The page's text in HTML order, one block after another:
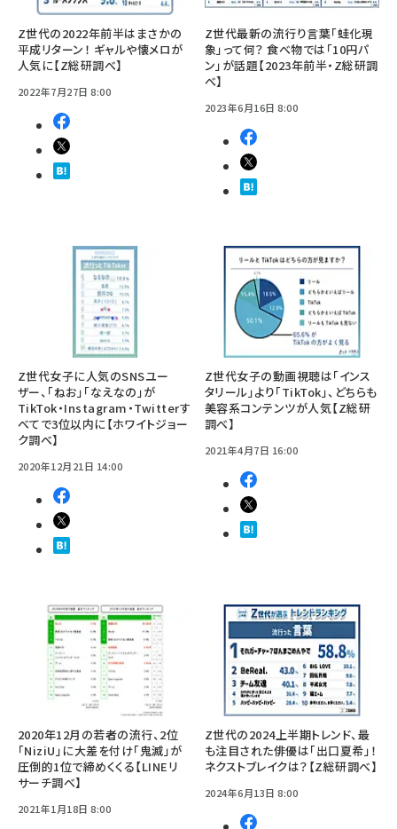
Z世代の2022年前半はまさかの
平成リターン！ ギャルや懐メロが
人気に【Z総研調べ】
2022年7月27日 8:00
Z世代最新の流行り言葉「蛙化現
象」って何？ 食べ物では「10円パ
ン」が話題【2023年前半・Z総研調
べ】
2023年6月16日 8:00
Z世代女子に人気のSNSユー
ザー、「ねお」「なえなの」が
TikTok・Instagram・Twitterす
べてで3位以内に【ホワイトジョー
ク調べ】
2020年12月21日 14:00
Z世代女子の動画視聴は「インス
タリール」より「TikTok」、どちらも
美容系コンテンツが人気【Z総研
調べ】
2021年4月7日 16:00
2020年12月の若者の流行、2位
「NiziU」に大差を付け「鬼滅」が
圧倒的1位で締めくくる【LINEリ
サーチ調べ】
2021年1月18日 8:00
Z世代の2024上半期トレンド、最
も注目された俳優は「出口夏希」！
ネクストブレイクは？【Z総研調べ】
2024年6月13日 8:00